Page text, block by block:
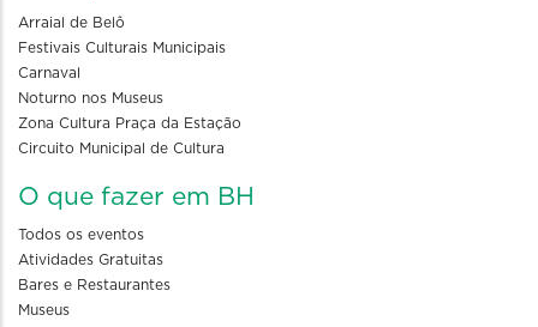
Arraial de Belô
Festivais Culturais Municipais
Carnaval
Noturno nos Museus
Zona Cultura Praça da Estação
Circuito Municipal de Cultura
O que fazer em BH
Todos os eventos
Atividades Gratuitas
Bares e Restaurantes
Museus